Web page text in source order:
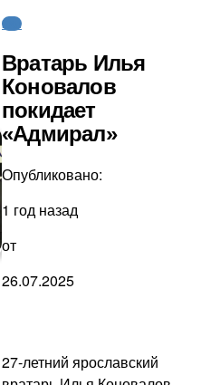
КХЛ
Вратарь Илья
Коновалов
покидает
«Адмирал»
Опубликовано:
1 год назад
от
26.07.2025
27-летний ярославский